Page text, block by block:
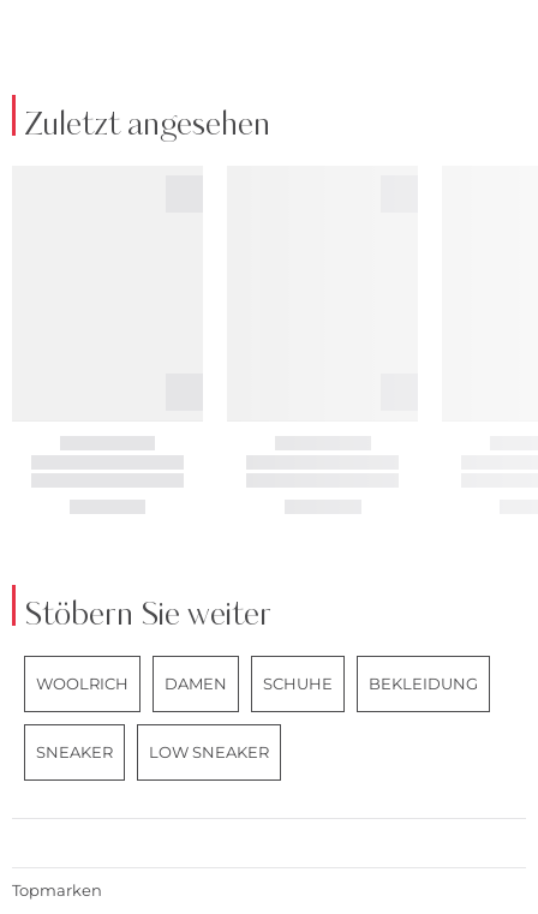
Zuletzt angesehen
Stöbern Sie weiter
WOOLRICH DAMEN SCHUHE BEKLEIDUNG
SNEAKER LOW SNEAKER
Topmarken